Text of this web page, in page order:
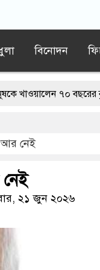
বিনোদন
৭০ বছরের বৃদ্ধ
আর নেই
২১ জুন ২০২৬